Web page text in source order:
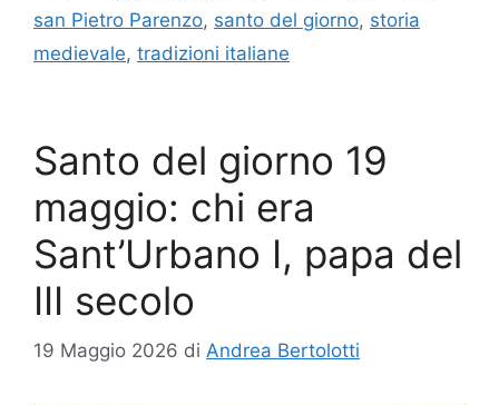
san Pietro Parenzo, santo del giorno, storia
medievale, tradizioni italiane
Santo del giorno 19
maggio: chi era
Sant’Urbano I, papa del
III secolo
19 Maggio 2026 di Andrea Bertolotti